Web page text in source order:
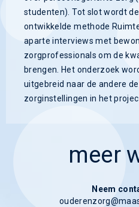
studenten). Tot slot wordt
ontwikkelde methode
aparte interviews met
zorgprofessionals om de
brengen. Het onderzoek
uitgebreid naar de andere
zorginstellingen in het
meer
Neem
ouderenzorg